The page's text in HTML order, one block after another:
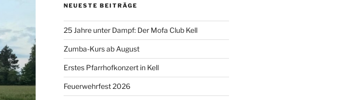
NEUESTE BEITRÄGE
25 Jahre unter Dampf: Der Mofa Club Kell
Zumba-Kurs ab August
Erstes Pfarrhofkonzert in Kell
Feuerwehrfest 2026